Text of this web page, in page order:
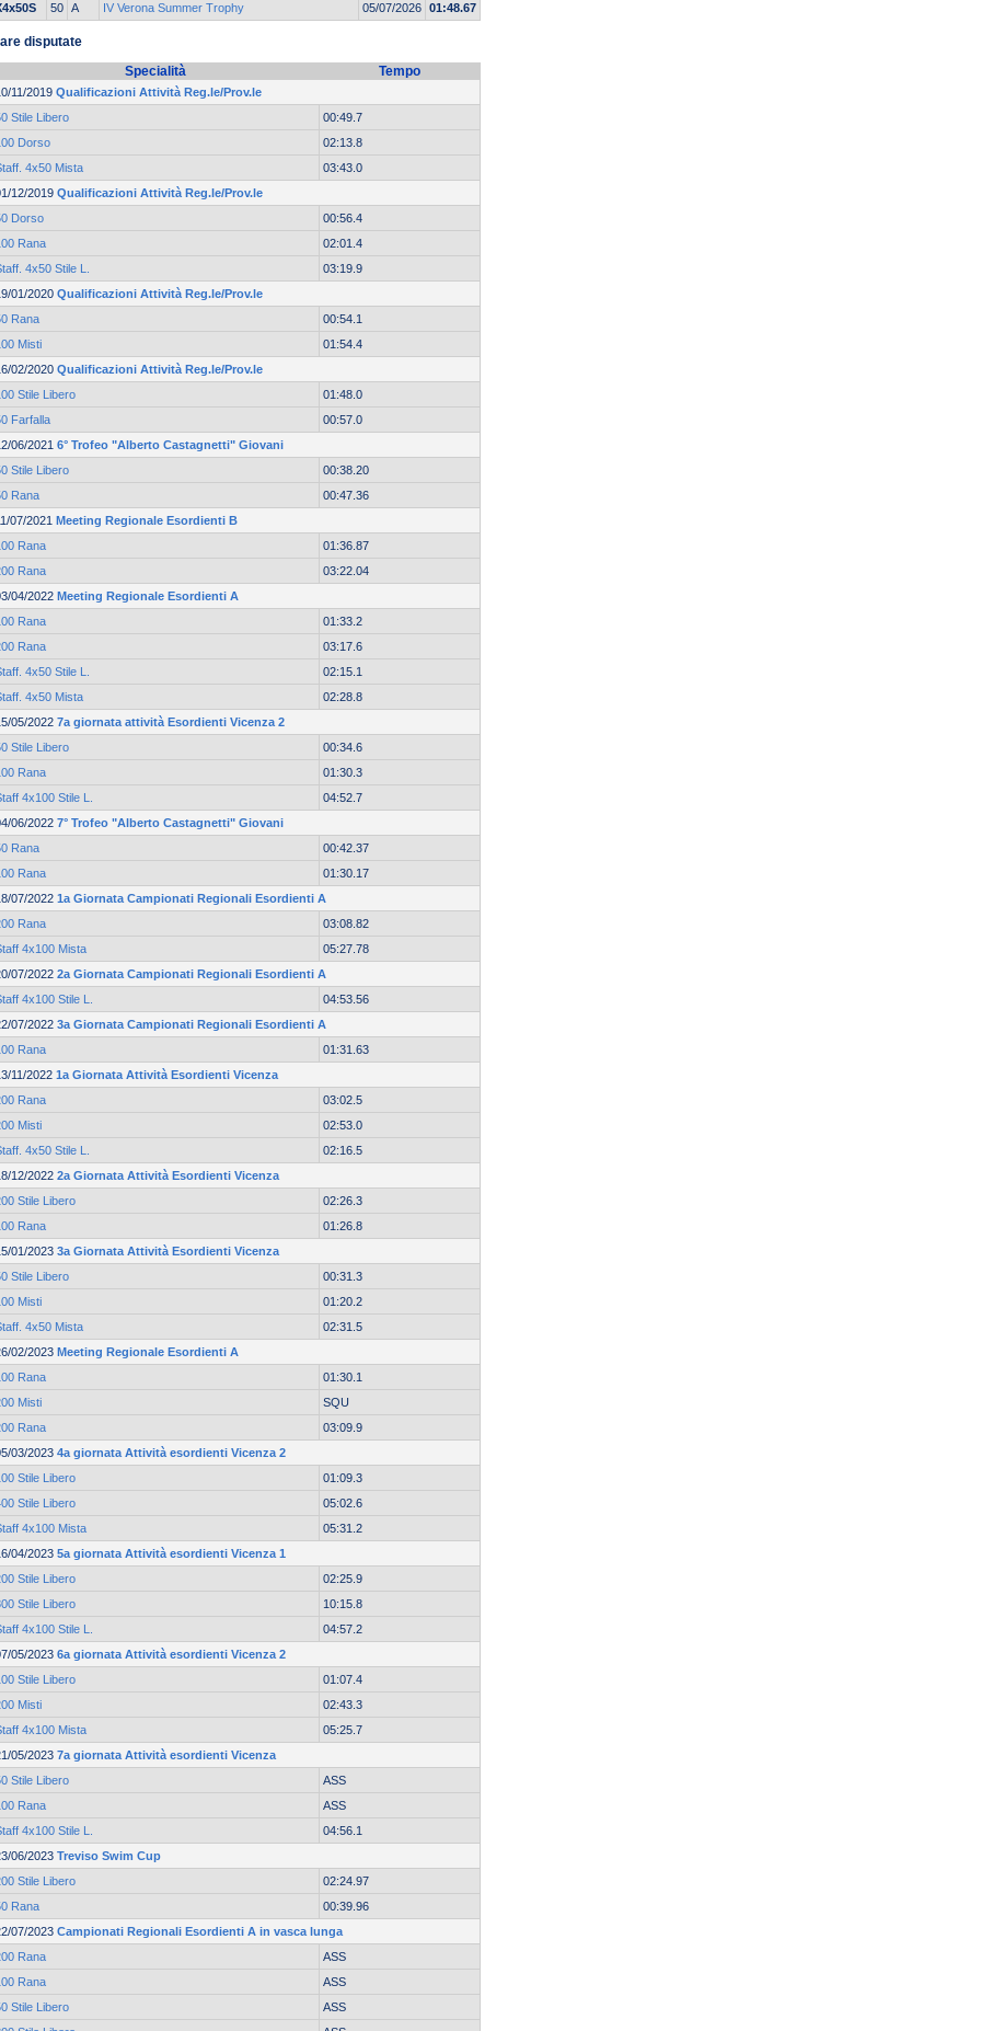
50 A IV Verona Summer Trophy 05/07/2026 01:48.67
disputate
Specialità
Tempo
11/2019 Qualificazioni Attività Reg.le/Prov.le
Stile Libero
00:49.7
Dorso
02:13.8
4x50 Mista
03:43.0
12/2019 Qualificazioni Attività Reg.le/Prov.le
Dorso
00:56.4
Rana
02:01.4
4x50 Stile L.
03:19.9
01/2020 Qualificazioni Attività Reg.le/Prov.le
Rana
00:54.1
Misti
01:54.4
02/2020 Qualificazioni Attività Reg.le/Prov.le
Stile Libero
01:48.0
Farfalla
00:57.0
06/2021 6° Trofeo "Alberto Castagnetti" Giovani
Stile Libero
00:38.20
Rana
00:47.36
07/2021 Meeting Regionale Esordienti B
Rana
01:36.87
Rana
03:22.04
04/2022 Meeting Regionale Esordienti A
Rana
01:33.2
Rana
03:17.6
4x50 Stile L.
02:15.1
4x50 Mista
02:28.8
05/2022 7a giornata attività Esordienti Vicenza 2
Stile Libero
00:34.6
Rana
01:30.3
4x100 Stile L.
04:52.7
06/2022 7° Trofeo "Alberto Castagnetti" Giovani
Rana
00:42.37
Rana
01:30.17
07/2022 1a Giornata Campionati Regionali Esordienti A
Rana
03:08.82
4x100 Mista
05:27.78
07/2022 2a Giornata Campionati Regionali Esordienti A
4x100 Stile L.
04:53.56
07/2022 3a Giornata Campionati Regionali Esordienti A
Rana
01:31.63
11/2022 1a Giornata Attività Esordienti Vicenza
Rana
03:02.5
Misti
02:53.0
4x50 Stile L.
02:16.5
12/2022 2a Giornata Attività Esordienti Vicenza
Stile Libero
02:26.3
Rana
01:26.8
01/2023 3a Giornata Attività Esordienti Vicenza
Stile Libero
00:31.3
Misti
01:20.2
4x50 Mista
02:31.5
02/2023 Meeting Regionale Esordienti A
Rana
01:30.1
Misti
SQU
Rana
03:09.9
03/2023 4a giornata Attività esordienti Vicenza 2
Stile Libero
01:09.3
Stile Libero
05:02.6
4x100 Mista
05:31.2
04/2023 5a giornata Attività esordienti Vicenza 1
Stile Libero
02:25.9
Stile Libero
10:15.8
4x100 Stile L.
04:57.2
05/2023 6a giornata Attività esordienti Vicenza 2
Stile Libero
01:07.4
Misti
02:43.3
4x100 Mista
05:25.7
05/2023 7a giornata Attività esordienti Vicenza
Stile Libero
ASS
Rana
ASS
4x100 Stile L.
04:56.1
06/2023 Treviso Swim Cup
Stile Libero
02:24.97
Rana
00:39.96
07/2023 Campionati Regionali Esordienti A in vasca lunga
Rana
ASS
Rana
ASS
Stile Libero
ASS